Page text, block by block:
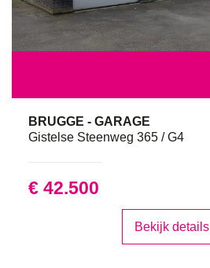
BRUGGE - GARAGE
Gistelse Steenweg 365 / G4
€ 42.500
Bekijk details